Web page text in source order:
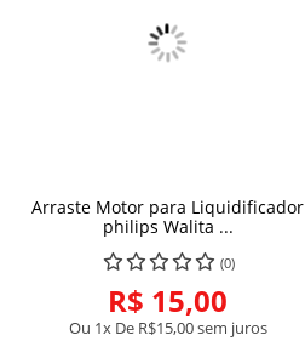
COMPRAR
Arraste Motor para Liquidificador
philips Walita ...
(0)
R$ 15,00
Ou 1x De R$15,00sem juros